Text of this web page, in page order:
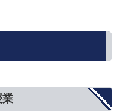
業